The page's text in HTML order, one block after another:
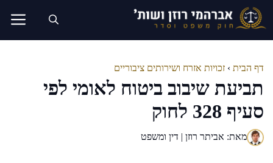
לדלג
לתוכן
דף הבית › זכויות אזרח ושירותים ציבוריים
תביעת שיבוב ביטוח לאומי לפי
סעיף 328 לחוק
מאת: אביתר רוזן | דין ומשפט